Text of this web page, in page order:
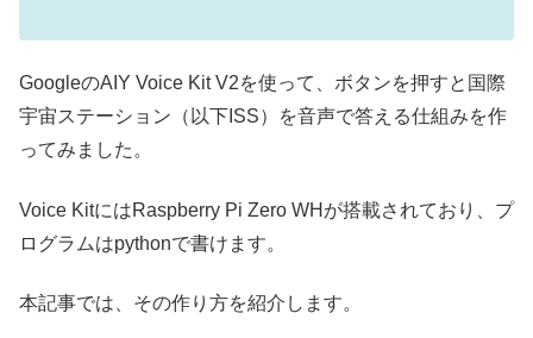
GoogleのAIY Voice Kit V2を使って、ボタンを押すと国際
宇宙ステーション（以下ISS）を音声で答える仕組みを作
ってみました。
Voice KitにはRaspberry Pi Zero WHが搭載されており、プ
ログラムはpythonで書けます。
本記事では、その作り方を紹介します。